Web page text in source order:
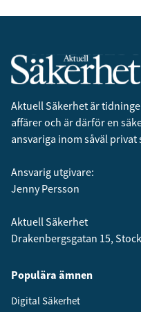
Aktuell Säkerhet är
affärer och är därför en
ansvariga inom såväl
Ansvarig utgivare:
Jenny Persson
Aktuell Säkerhet
Drakenbergsgatan 15,
Populära ämnen
Digital Säkerhet